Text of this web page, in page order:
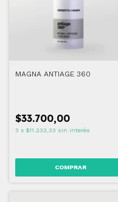
MAGNA ANTIAGE 360
$33.700,00
3 x $11.233,33 sin interés